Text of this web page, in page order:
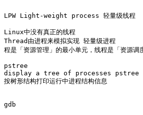
LPW Light-weight process 轻量级线程
Linux中没有真正的线程
Thread由进程来模拟实现 轻量级进程
程是「资源管理」的最小单元，线程是「资源
pstree
display a tree of processes pstree
按树形结构打印运行中进程结构信息
gdb